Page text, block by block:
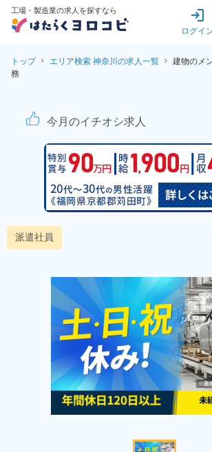
工場・製造業の求人を探すなら
ログイ
トップ エリア検索 神奈川の求人一覧
建物のメ
務
建物のメンテナン
今月のイチオシ求人
派遣社員